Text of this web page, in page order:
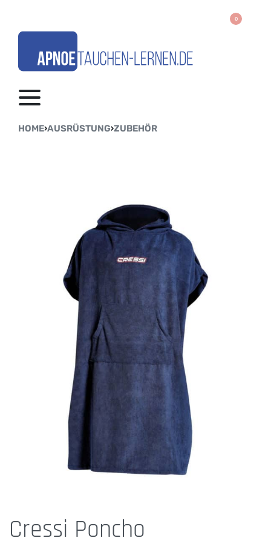
0
HOME›AUSRÜSTUNG›ZUBEHÖR
Cressi Poncho